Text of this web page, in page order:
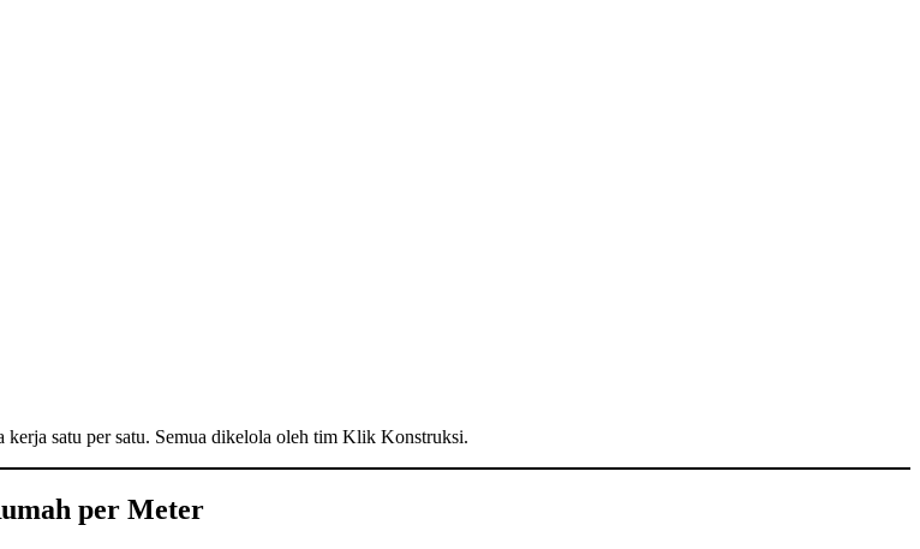
satu per satu. Semua dikelola oleh tim Klik Konstruksi.
per Meter